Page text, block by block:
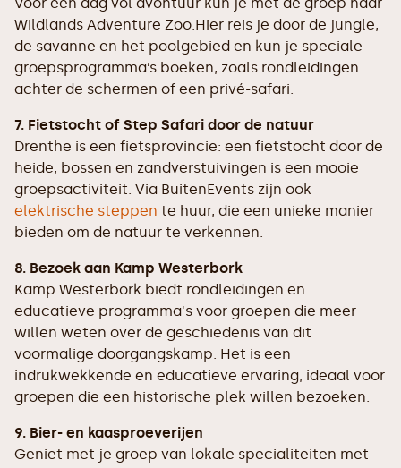
Voor een dag vol avontuur kun je met de groep naar
Wildlands Adventure Zoo.Hier reis je door de jungle,
de savanne en het poolgebied en kun je speciale
groepsprogramma’s boeken, zoals rondleidingen
achter de schermen of een privé-safari.
7. Fietstocht of Step Safari door de natuur
Drenthe is een fietsprovincie: een fietstocht door de
heide, bossen en zandverstuivingen is een mooie
groepsactiviteit. Via BuitenEvents zijn ook
elektrische steppen te huur, die een unieke manier
bieden om de natuur te verkennen.
8. Bezoek aan Kamp Westerbork
Kamp Westerbork biedt rondleidingen en
educatieve programma's voor groepen die meer
willen weten over de geschiedenis van dit
voormalige doorgangskamp. Het is een
indrukwekkende en educatieve ervaring, ideaal voor
groepen die een historische plek willen bezoeken.
9. Bier- en kaasproeverijen
Geniet met je groep van lokale specialiteiten met